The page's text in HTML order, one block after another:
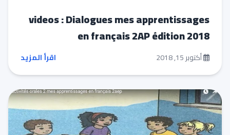
videos : Dialogues mes apprentissages
en français 2AP édition 2018
أكتوبر 15, 2018 اقرأ المزيد